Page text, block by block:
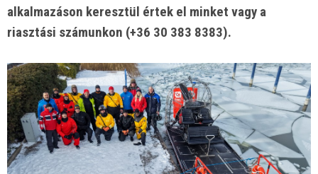
alkalmazáson keresztül értek el minket vagy a
riasztási számunkon (+36 30 383 8383).